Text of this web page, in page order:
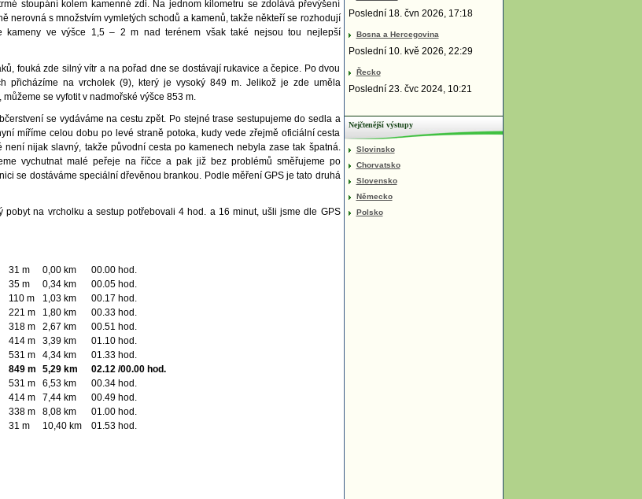
stoupání kolem kamenné zdi. Na jednom kilometru se zdolává převýšení
nerovná s množstvím vymletých schodů a kamenů, takže někteří se rozhodují
kameny ve výšce 1,5 – 2 m nad terénem však také nejsou tou nejlepší
fouká zde silný vítr a na pořad dne se dostávají rukavice a čepice. Po dvou
přicházíme na vrcholek (9), který je vysoký 849 m. Jelikož je zde uměla
se vyfotit v nadmořské výšce 853 m.
se vydáváme na cestu zpět. Po stejné trase sestupujeme do sedla a
míříme celou dobu po levé straně potoka, kudy vede zřejmě oficiální cesta
není nijak slavný, takže původní cesta po kamenech nebyla zase tak špatná.
vychutnat malé peřeje na říčce a pak již bez problémů směřujeme po
se dostáváme speciální dřevěnou brankou. Podle měření GPS je tato druhá
pobyt na vrcholku a sestup potřebovali 4 hod. a 16 minut, ušli jsme dle GPS
31 m 0,00 km
00.00 hod.
35 m 0,34 km
00.05 hod.
110 m 1,03 km
00.17 hod.
221 m 1,80 km
00.33 hod.
318 m 2,67 km
00.51 hod.
414 m 3,39 km
01.10 hod.
531 m 4,34 km
01.33 hod.
849 m 5,29 km
02.12 /00.00 hod.
531 m 6,53 km
00.34 hod.
414 m 7,44 km
00.49 hod.
338 m 8,08 km
01.00 hod.
31 m 10,40 km
01.53 hod.
Poslední 18. čvn 2026, 17:18
Bosna a Hercegovina
Poslední 10. kvě 2026, 22:29
Řecko
Poslední 23. čvc 2024, 10:21
Nejčtenější výstupy
Slovinsko
Chorvatsko
Slovensko
Německo
Polsko